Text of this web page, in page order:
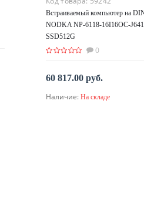
Встраиваемый компьютер на
NODKA NP-6118-16I16OC-
SSD512G
0
60 817.00 руб.
В корзину
Наличие: На складе